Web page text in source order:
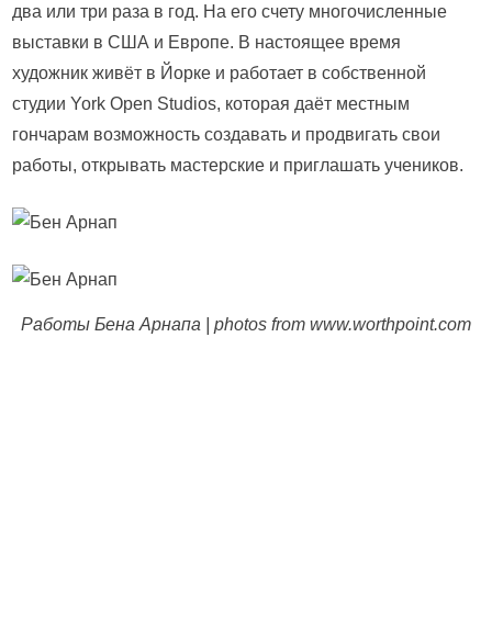
два или три раза в год. На его счету многочисленные
выставки в США и Европе. В настоящее время
художник живёт в Йорке и работает в собственной
студии York Open Studios, которая даёт местным
гончарам возможность создавать и продвигать свои
работы, открывать мастерские и приглашать учеников.
Работы Бена Арнапа | photos from www.worthpoint.com